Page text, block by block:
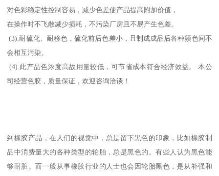
对色彩稳定性控制容易，减少色差使产品提高附加价值，
在操作时不飞散减少损耗，不污染厂房且不易产生色差。
(3).耐硫化、耐移色，硫化前后色差小，且制成成品后各种颜色间不
会相互污染。
(4).此产品色浓度高故用量较低，可节省成本符合经济效益。 本公
司经营色胶，质量保证，欢迎咨询洽谈！
到橡胶产品，在人们的视觉中，总是留下黒色的印象，比如橡胶制
品中消费量大的各种类型的轮胎，总是黑色的。有些人认为黑色能
够耐脏。而一般从事橡胶行业的人士也会因轮胎黑色，是从补强和